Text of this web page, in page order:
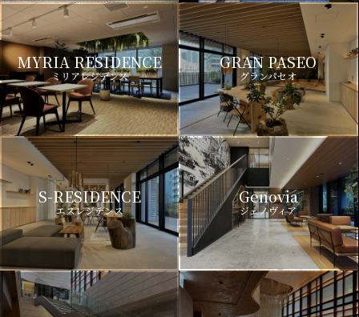
MYRIA RESIDENCE
ミリアレジデンス
GRAN PASEO
グランパセオ
S-RESIDENCE
エスレジデンス
Genovia
ジェノヴィア